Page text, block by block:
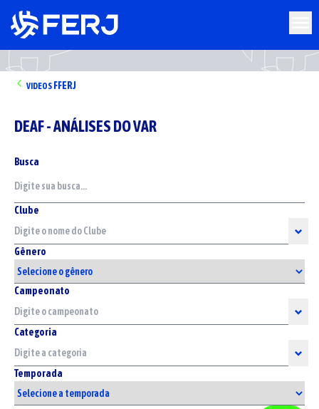
VIDEOS FFERJ
DEAF - ANÁLISES DO VAR
Busca
Clube
Gênero
Campeonato
Categoria
Temporada